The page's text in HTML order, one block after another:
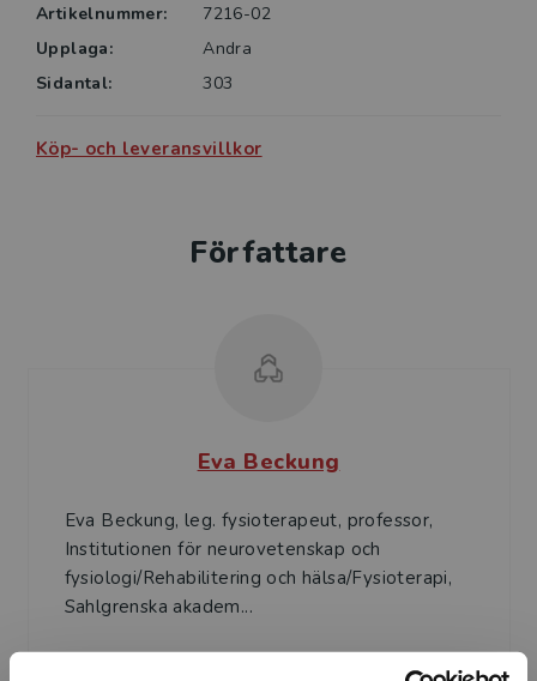
Artikelnummer:
7216-02
Upplaga:
Andra
Sidantal:
303
Köp- och leveransvillkor
Författare
Eva Beckung
Eva Beckung, leg. fysioterapeut, professor,
Institutionen för neurovetenskap och
fysiologi/Rehabilitering och hälsa/Fysioterapi,
Sahlgrenska akadem...